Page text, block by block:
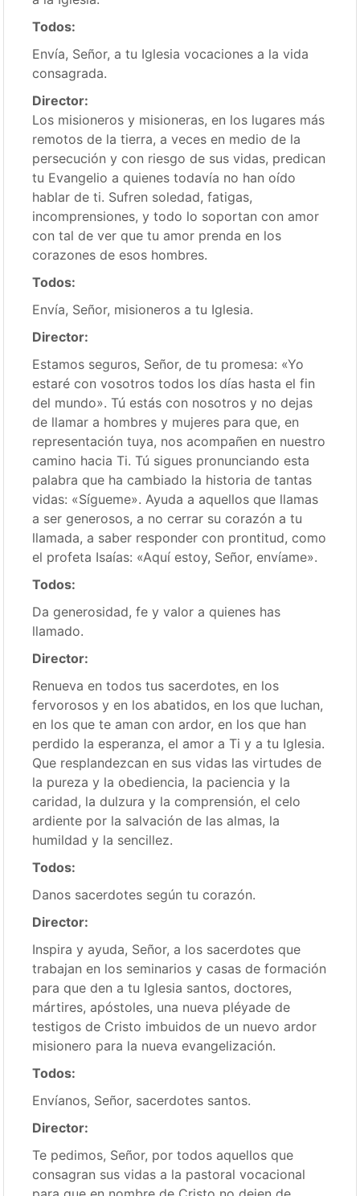
Todos:
Envía, Señor, a tu Iglesia vocaciones a la vida
consagrada.
Director:
Los misioneros y misioneras, en los lugares más
remotos de la tierra, a veces en medio de la
persecución y con riesgo de sus vidas, predican
tu Evangelio a quienes todavía no han oído
hablar de ti. Sufren soledad, fatigas,
incomprensiones, y todo lo soportan con amor
con tal de ver que tu amor prenda en los
corazones de esos hombres.
Todos:
Envía, Señor, misioneros a tu Iglesia.
Director:
Estamos seguros, Señor, de tu promesa: «Yo
estaré con vosotros todos los días hasta el fin
del mundo». Tú estás con nosotros y no dejas
de llamar a hombres y mujeres para que, en
representación tuya, nos acompañen en nuestro
camino hacia Ti. Tú sigues pronunciando esta
palabra que ha cambiado la historia de tantas
vidas: «Sígueme». Ayuda a aquellos que llamas
a ser generosos, a no cerrar su corazón a tu
llamada, a saber responder con prontitud, como
el profeta Isaías: «Aquí estoy, Señor, envíame».
Todos:
Da generosidad, fe y valor a quienes has
llamado.
Director:
Renueva en todos tus sacerdotes, en los
fervorosos y en los abatidos, en los que luchan,
en los que te aman con ardor, en los que han
perdido la esperanza, el amor a Ti y a tu Iglesia.
Que resplandezcan en sus vidas las virtudes de
la pureza y la obediencia, la paciencia y la
caridad, la dulzura y la comprensión, el celo
ardiente por la salvación de las almas, la
humildad y la sencillez.
Todos:
Danos sacerdotes según tu corazón.
Director:
Inspira y ayuda, Señor, a los sacerdotes que
trabajan en los seminarios y casas de formación
para que den a tu Iglesia santos, doctores,
mártires, apóstoles, una nueva pléyade de
testigos de Cristo imbuidos de un nuevo ardor
misionero para la nueva evangelización.
Todos:
Envíanos, Señor, sacerdotes santos.
Director:
Te pedimos, Señor, por todos aquellos que
consagran sus vidas a la pastoral vocacional